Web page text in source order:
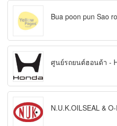
Bua poon pun Sao
ศูนย์รถยนต์ฮอนด้า -
N.U.K.OILSEAL &